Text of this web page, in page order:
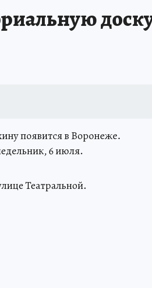
появится в Воронеже.
6 июля.
Театральной.